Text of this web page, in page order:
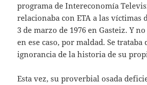
programa de Intereconomía
relacionaba con ETA a las víctimas
3 de marzo de 1976 en Gasteiz. Y
en ese caso, por maldad. Se trataba
ignorancia de la historia de su
Esta vez, su proverbial osada